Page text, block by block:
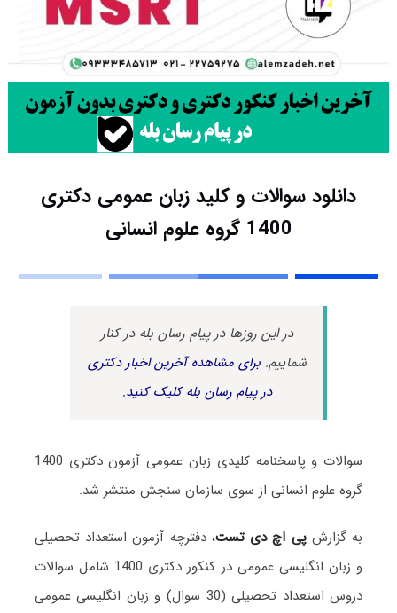
دانلود سوالات و کلید زبان عمومی دکتری
1400 گروه علوم انسانی
در این روزها در پیام رسان بله در کنار
شماییم.برای مشاهده آخرین اخبار دکتری
در پیام رسان بله کلیک کنید.
سوالات و پاسخنامه کلیدی زبان عمومی آزمون دکتری 1400
گروه علوم انسانی از سوی سازمان سنجش منتشر شد.
به گزارشپی اچ دی تست، دفترچه آزمون استعداد تحصیلی
و زبان انگلیسی عمومی در کنکور دکتری 1400 شامل سوالات
دروس استعداد تحصیلی (30 سوال) و زبان انگلیسی عمومی